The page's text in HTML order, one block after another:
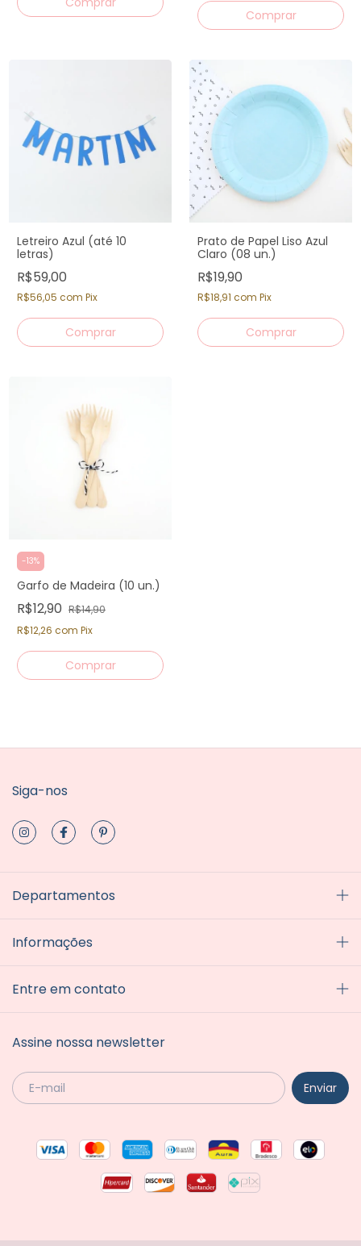
Letreiro Azul (até 10
letras)
R$59,00
R$56,05 com Pix
Prato de Papel Liso Azul
Claro (08 un.)
R$19,90
R$18,91 com Pix
-13%
Garfo de Madeira (10 un.)
R$12,90 R$14,90
R$12,26 com Pix
Siga-nos
Departamentos
Informações
Entre em contato
Assine nossa newsletter